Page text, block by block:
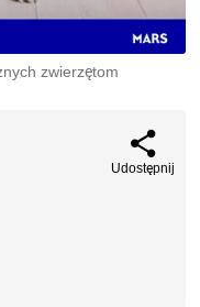
zwierzętom
Udostępnij